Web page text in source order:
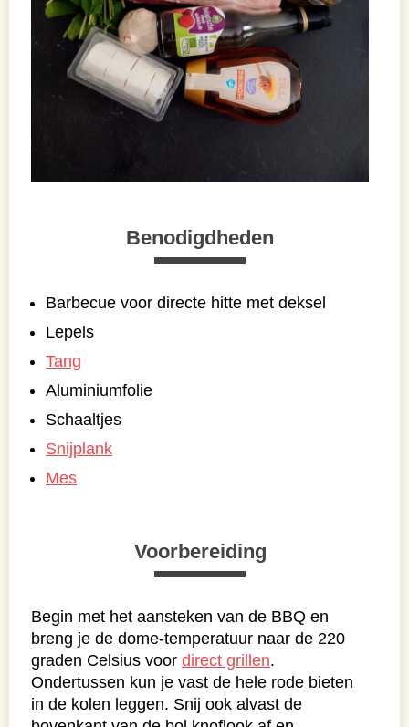
Benodigdheden
Barbecue voor directe hitte met deksel
Lepels
Tang
Aluminiumfolie
Schaaltjes
Snijplank
Mes
Voorbereiding
Begin met het aansteken van de BBQ en
breng je de dome-temperatuur naar de 220
graden Celsius voor direct grillen.
Ondertussen kun je vast de hele rode bieten
in de kolen leggen. Snij ook alvast de